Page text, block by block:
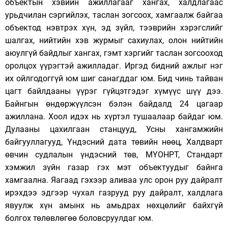
объектын хэвийн ажиллагааг хангах, халдлагаас
урьдчилан сэргийлэх, таслан зогсоох, хамгаалж байгаа
объектод нэвтрэх хүн, эд зүйл, тээврийн хэрэгслийг
шалгах, нийтийн хэв журмыг сахиулах, олон нийтийн
аюулгүй байдлыг хангах, гэмт хэргийг таслан зогсооход
оролцох үүрэгтэй ажилладаг. Иргэд бидний ажлыг нэг
их ойлгодоггүй юм шиг санагддаг юм. Бид чинь тайван
цагт байлдааны үүрэг гүйцэтгэдэг хүмүүс шүү дээ.
Байнгын өндөржүүлсэн бэлэн байдалд 24 цагаар
ажиллана. Хоол идэх нь хүртэл тушаалаар байдаг юм.
Дулааны цахилгаан станцууд, Усны хангамжийн
байгууллагууд, Үндэсний дата төвийн нөөц, Халдварт
өвчин судлалын үндэсний төв, МҮОНРТ, Стандарт
хэмжил зүйн газар гэх мэт объектуудыг байнга
хамгаална. Яагаад гэхээр аливаа улс орон руу дайралт
ирэхдээ эдгээр чухал газрууд руу дайралт, халдлага
явуулж хүн амынх нь амьдрах нөхцөлийг байхгүй
болгох төлөвлөгөө боловсруулдаг юм.